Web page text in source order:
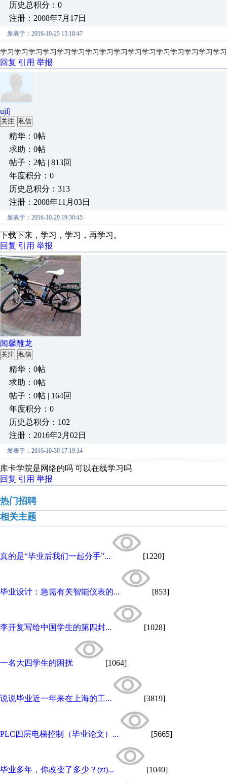
历史总积分：0
注册：2008年7月17日
发表于：2016-10-25 15:18:47
学习学习学习学习学习学习学习学习学习学习学习学习学习学习学习学
回复 引用 举报
ujfj
关注 私信
精华：0帖
求助：0帖
帖子：2帖 | 813回
年度积分：0
历史总积分：313
注册：2008年11月03日
发表于：2016-10-29 19:30:45
下载下来，学习，学习，再学习。
回复 引用 举报
闻馨雕龙
关注 私信
精华：0帖
求助：0帖
帖子：0帖 | 164回
年度积分：0
历史总积分：102
注册：2016年2月02日
发表于：2016-10-30 17:19:14
库卡学院是网络的吗 可以在线学习吗
回复 引用 举报
热门招聘
相关主题
真的是“毕业后我们一起分手”... [1220]
毕业设计：急需有关智能仪表的... [853]
李开复写给中国学生的第四封... [1028]
一名大四学生的困扰 [1064]
说说毕业近一年来在上海的工... [3819]
PLC四层电梯控制（毕业论文）... [5665]
毕业多年，你改变了多少？(zt)... [1040]